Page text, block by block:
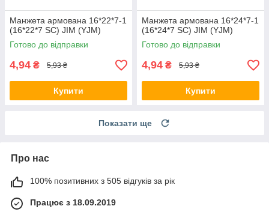
Манжета армована 16*22*7-1
(16*22*7 SC) JIM (YJM)
Готово до відправки
4,94 ₴ 5,93 ₴
Купити
Манжета армована 16*24*7-1
(16*24*7 SC) JIM (YJM)
Готово до відправки
4,94 ₴ 5,93 ₴
Купити
Показати ще
Про нас
100% позитивних з 505 відгуків за рік
Працює з 18.09.2019